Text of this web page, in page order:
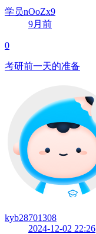
学员nOoZx9
9月前
0
考研前一天的准备
kyb28701308
2024-12-02 22:26